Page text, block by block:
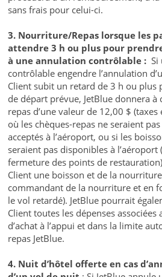
sans frais pour celui-ci.
3. Nourriture/Repas lorsque les
attendre 3 h ou plus pour
à une annulation contrôlable : Si
contrôlable engendre l’annulation
Client subit un retard de 3 h ou plus
de départ prévue, JetBlue donnera à
repas d’une valeur de 12,00 $
où les chèques-repas ne seraient
acceptés à l’aéroport, ou si les
seraient pas disponibles à
fermeture des points de
Client une boisson et de la
commandant de la nourriture et en
le vol retardé). JetBlue pourrait
Client toutes les dépenses associées
d’achat à l’appui et dans la limite
repas JetBlue.
4. Nuit d’hôtel offerte en cas